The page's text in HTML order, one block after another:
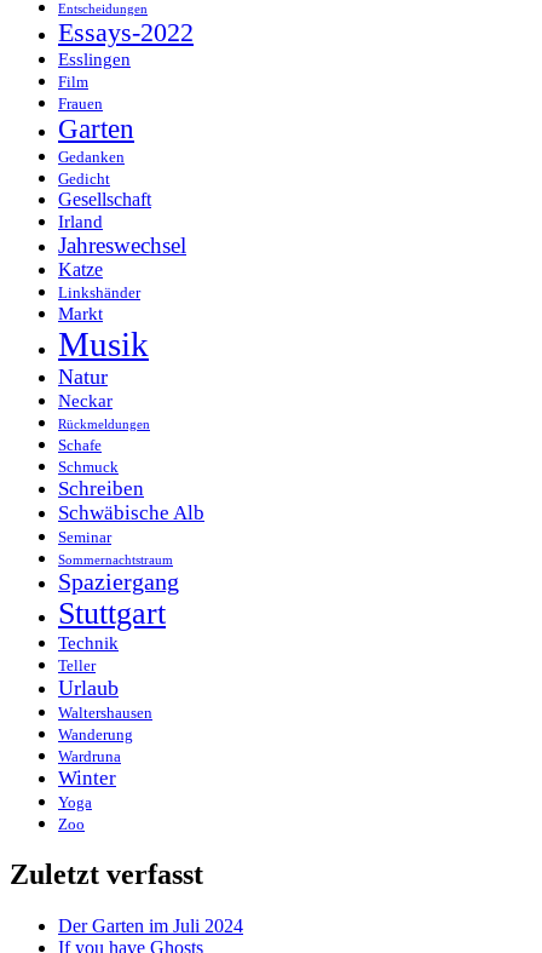
Entscheidungen
Essays-2022
Esslingen
Film
Frauen
Garten
Gedanken
Gedicht
Gesellschaft
Irland
Jahreswechsel
Katze
Linkshänder
Markt
Musik
Natur
Neckar
Rückmeldungen
Schafe
Schmuck
Schreiben
Schwäbische Alb
Seminar
Sommernachtstraum
Spaziergang
Stuttgart
Technik
Teller
Urlaub
Waltershausen
Wanderung
Wardruna
Winter
Yoga
Zoo
Zuletzt verfasst
Der Garten im Juli 2024
If you have Ghosts